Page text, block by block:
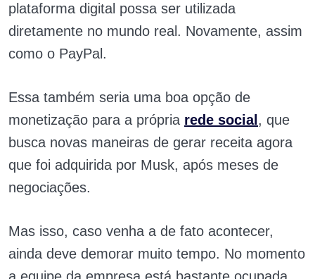
plataforma digital possa ser utilizada
diretamente no mundo real. Novamente, assim
como o PayPal.
Essa também seria uma boa opção de
monetização para a própria rede social , que
busca novas maneiras de gerar receita agora
que foi adquirida por Musk, após meses de
negociações.
Mas isso, caso venha a de fato acontecer,
ainda deve demorar muito tempo. No momento